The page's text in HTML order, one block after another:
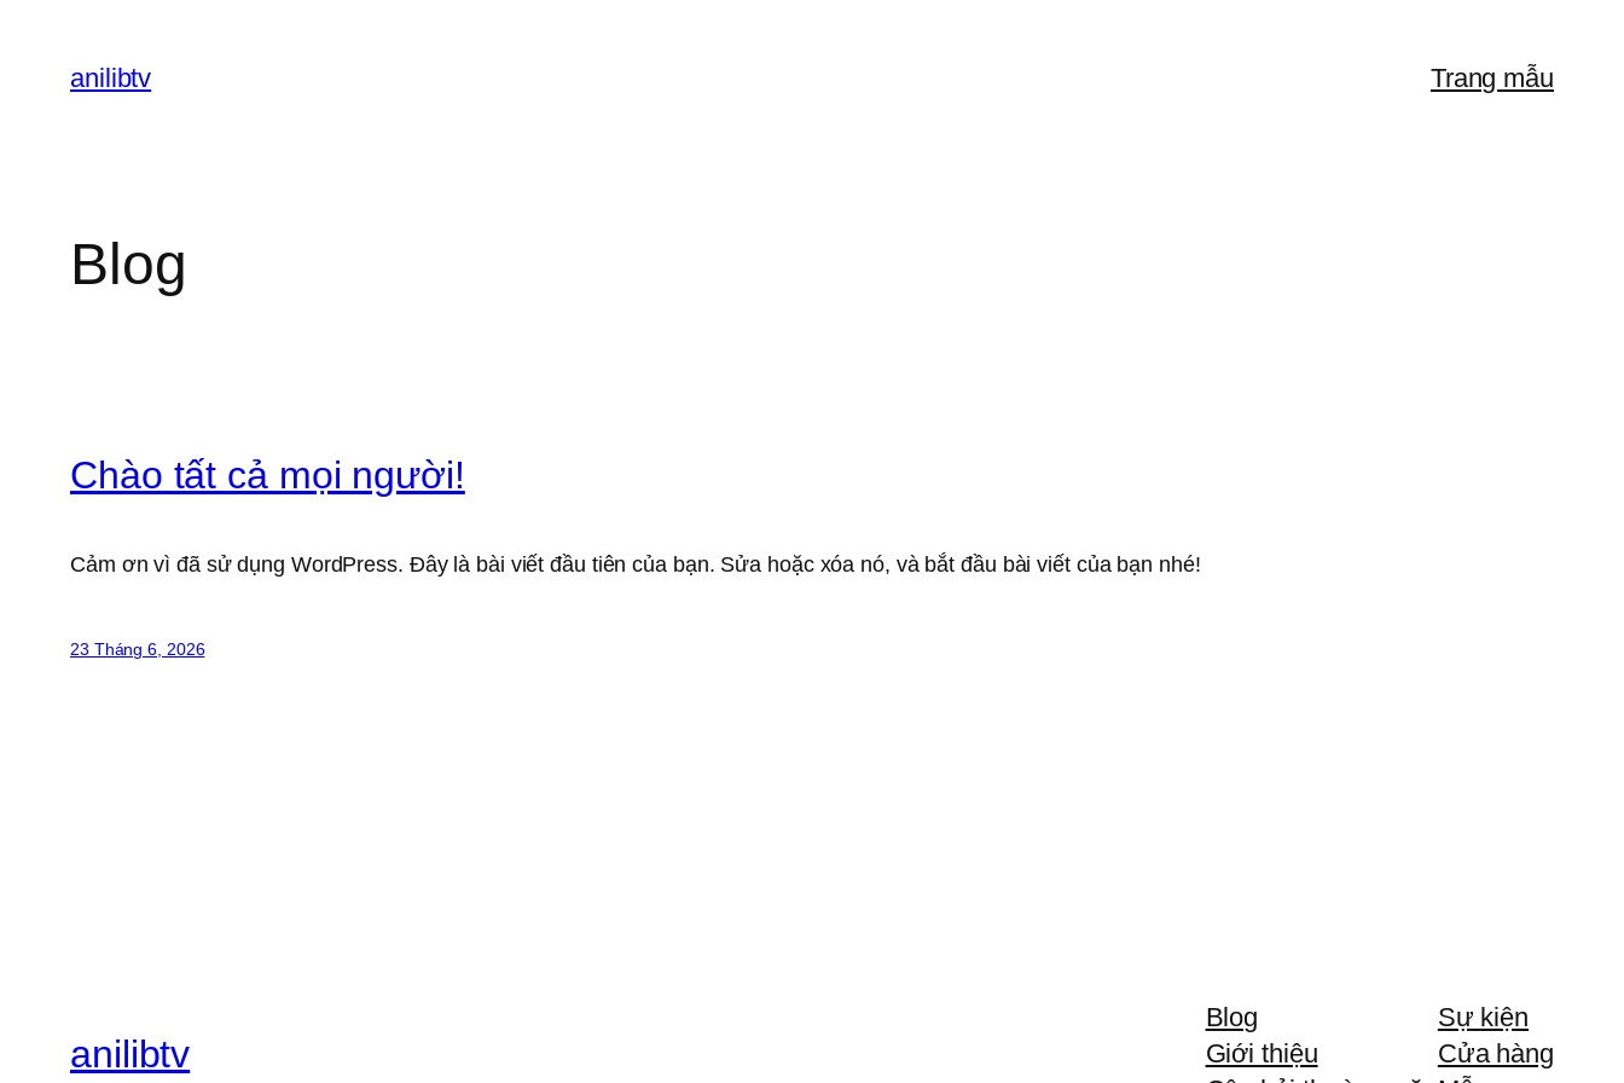
anilibtv Trang mẫu
Blog
Chào tất cả mọi người!
Cảm ơn vì đã sử dụng WordPress. Đây là bài viết đầu tiên của bạn. Sửa hoặc xóa nó, và bắt đầu bài viết của bạn nhé!
23 Tháng 6, 2026
anilibtv
Blog
Giới thiệu
Sự kiện
Cửa hàng